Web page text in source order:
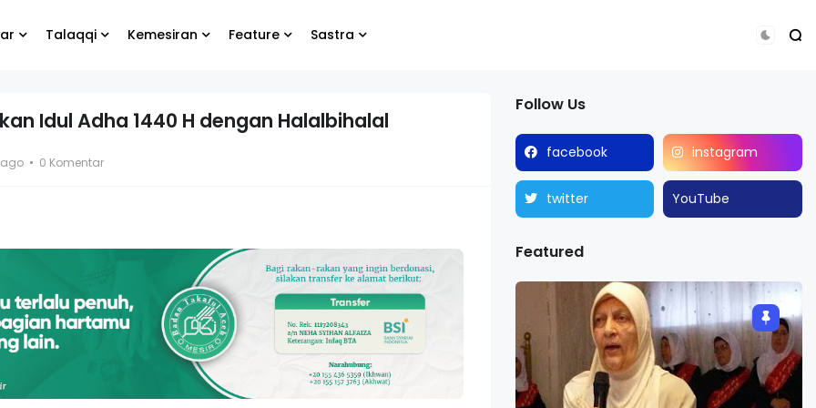
Talaqqi Kemesiran Feature Sastra
Biarlah yang lain
Idul Adha 1440 H dengan Halalbihalal
0 Komentar
Follow Us
facebook instagram
twitter YouTube
Featured